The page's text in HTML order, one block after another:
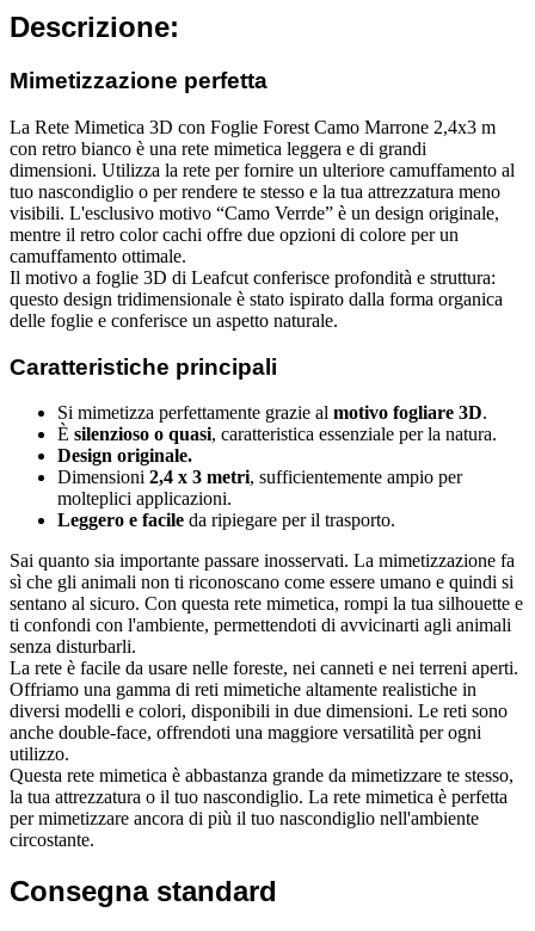
Descrizione:
Mimetizzazione perfetta
La Rete Mimetica 3D con Foglie Forest Camo Marrone 2,4x3 m
con retro bianco è una rete mimetica leggera e di grandi
dimensioni. Utilizza la rete per fornire un ulteriore camuffamento al
tuo nascondiglio o per rendere te stesso e la tua attrezzatura meno
visibili. L'esclusivo motivo “Camo Verrde” è un design originale,
mentre il retro color cachi offre due opzioni di colore per un
camuffamento ottimale.
Il motivo a foglie 3D di Leafcut conferisce profondità e struttura:
questo design tridimensionale è stato ispirato dalla forma organica
delle foglie e conferisce un aspetto naturale.
Caratteristiche principali
Si mimetizza perfettamente grazie al motivo fogliare 3D.
È silenzioso o quasi, caratteristica essenziale per la natura.
Design originale.
Dimensioni 2,4 x 3 metri, sufficientemente ampio per
molteplici applicazioni.
Leggero e facile da ripiegare per il trasporto.
Sai quanto sia importante passare inosservati. La mimetizzazione fa
sì che gli animali non ti riconoscano come essere umano e quindi si
sentano al sicuro. Con questa rete mimetica, rompi la tua silhouette e
ti confondi con l'ambiente, permettendoti di avvicinarti agli animali
senza disturbarli.
La rete è facile da usare nelle foreste, nei canneti e nei terreni aperti.
Offriamo una gamma di reti mimetiche altamente realistiche in
diversi modelli e colori, disponibili in due dimensioni. Le reti sono
anche double-face, offrendoti una maggiore versatilità per ogni
utilizzo.
Questa rete mimetica è abbastanza grande da mimetizzare te stesso,
la tua attrezzatura o il tuo nascondiglio. La rete mimetica è perfetta
per mimetizzare ancora di più il tuo nascondiglio nell'ambiente
circostante.
Consegna standard